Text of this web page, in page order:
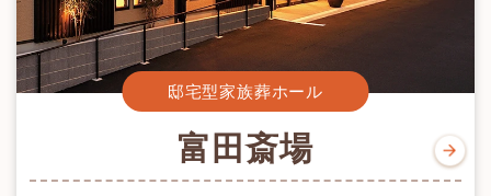
邸宅型家族葬ホール
富田斎場